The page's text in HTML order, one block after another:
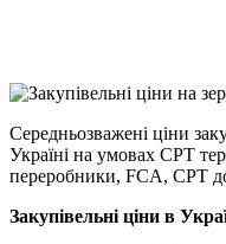
Link
Print
Середньозважені ціни
Україні на умовах CPT
переробники, FCA, CPT
Закупівельні ціни в